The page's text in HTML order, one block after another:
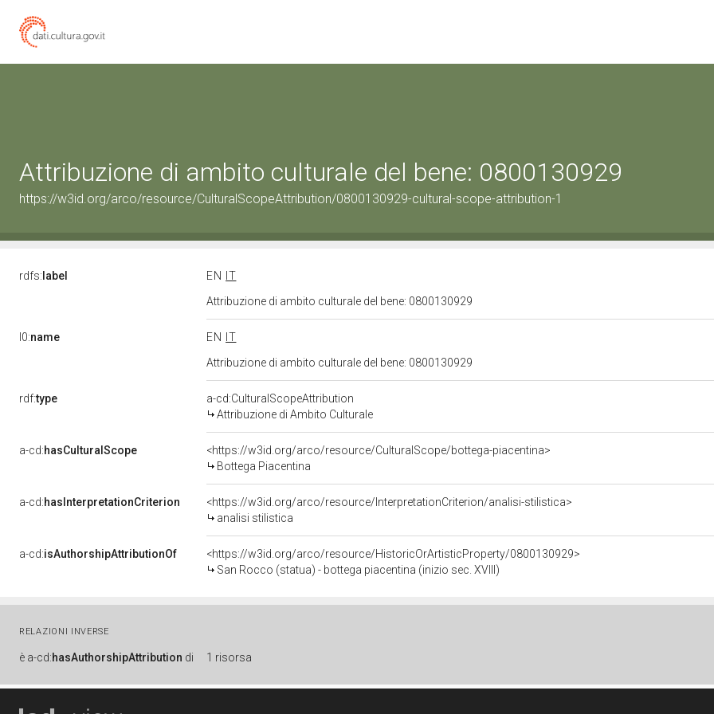
Attribuzione di ambito culturale del bene: 0800130929
https://w3id.org/arco/resource/CulturalScopeAttribution/0800130929-cultural-scope-attribution-1
rdfs: label EN
IT
Attribuzione di ambito culturale del bene: 0800130929
l0:name EN
IT
Attribuzione di ambito culturale del bene: 0800130929
rdf:type
a-cd:CulturalScopeAttribution
Attribuzione di Ambito Culturale
a-cd:hasCulturalScope
<https://w3id.org/arco/resource/CulturalScope/bottega-piacentina>
Bottega Piacentina
a-cd:hasInterpretationCriterion
<https://w3id.org/arco/resource/InterpretationCriterion/analisi-stilistica>
analisi stilistica
a-cd:isAuthorshipAttributionOf
<https://w3id.org/arco/resource/HistoricOrArtisticProperty/0800130929>
San Rocco (statua) - bottega piacentina (inizio sec. XVIII)
RELAZIONI INVERSE
è a-cd:hasAuthorshipAttribution di 1 risorsa